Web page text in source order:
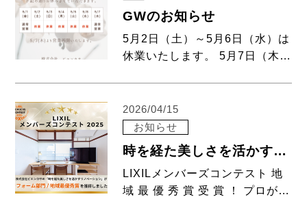
します！ 本格的な夏が始まりま
した […]
GWのお知らせ
5月2日（土）～5月6日（水）は
休業いたします。 5月7日（木）
2026/04/15
お知らせ
時を経た美しさを活かすリノベーション
LIXILメンバーズコンテスト 地
域 最 優 秀 賞 受 賞 ！ プロが選